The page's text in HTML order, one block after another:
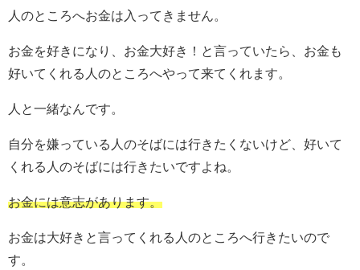
人のところへお金は入ってきません。
お金を好きになり、お金大好き！と言っていたら、お金も
好いてくれる人のところへやって来てくれます。
人と一緒なんです。
自分を嫌っている人のそばには行きたくないけど、好いて
くれる人のそばには行きたいですよね。
お金には意志があります。
お金は大好きと言ってくれる人のところへ行きたいので
す。